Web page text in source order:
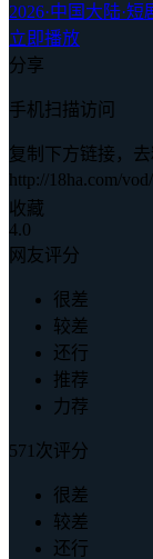
2026·中国大陆·短
立即播放
分享
手机扫描访问
复制下方链接，
http://18ha.com/
收藏
4.0
网友评分
很差
较差
还行
推荐
力荐
571次评分
很差
较差
还行